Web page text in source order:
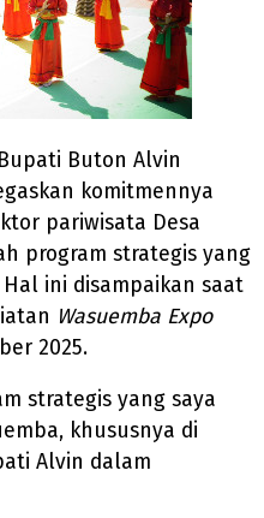
Buton Alvin
komitmennya
pariwisata Desa
program strategis yang
ini disampaikan saat
Wasuemba Expo
2025.
strategis yang saya
khususnya di
Alvin dalam